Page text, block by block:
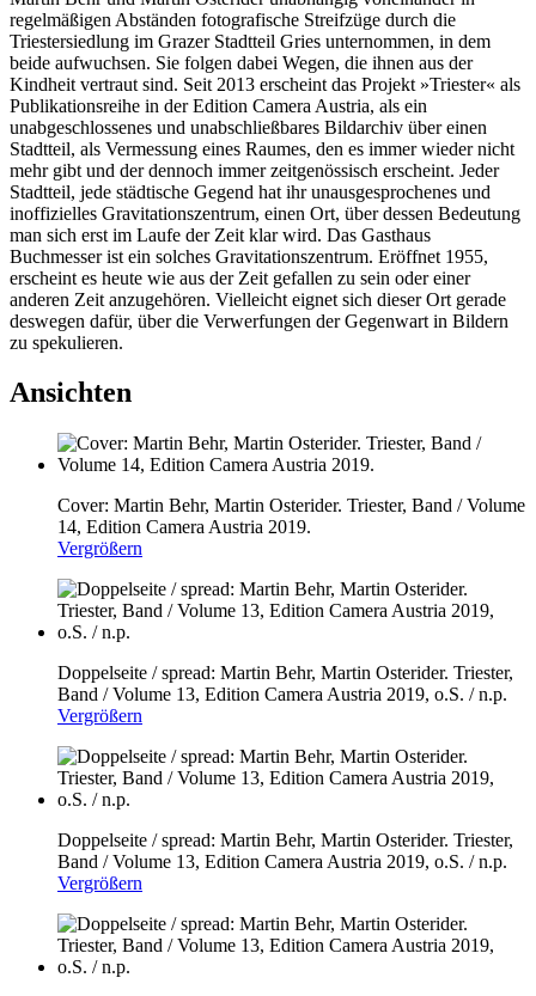
regelmäßigen Abständen fotografische Streifzüge durch die
Triestersiedlung im Grazer Stadtteil Gries unternommen, in dem
beide aufwuchsen. Sie folgen dabei Wegen, die ihnen aus der
Kindheit vertraut sind. Seit 2013 erscheint das Projekt »Triester« als
Publikationsreihe in der Edition Camera Austria, als ein
unabgeschlossenes und unabschließbares Bildarchiv über einen
Stadtteil, als Vermessung eines Raumes, den es immer wieder nicht
mehr gibt und der dennoch immer zeitgenössisch erscheint. Jeder
Stadtteil, jede städtische Gegend hat ihr unausgesprochenes und
inoffizielles Gravitationszentrum, einen Ort, über dessen Bedeutung
man sich erst im Laufe der Zeit klar wird. Das Gasthaus
Buchmesser ist ein solches Gravitationszentrum. Eröffnet 1955,
erscheint es heute wie aus der Zeit gefallen zu sein oder einer
anderen Zeit anzugehören. Vielleicht eignet sich dieser Ort gerade
deswegen dafür, über die Verwerfungen der Gegenwart in Bildern
zu spekulieren.
Ansichten
Cover: Martin Behr, Martin Osterider. Triester, Band / Volume
14, Edition Camera Austria 2019.
Vergrößern
Doppelseite / spread: Martin Behr, Martin Osterider. Triester,
Band / Volume 13, Edition Camera Austria 2019, o.S. / n.p.
Vergrößern
Doppelseite / spread: Martin Behr, Martin Osterider. Triester,
Band / Volume 13, Edition Camera Austria 2019, o.S. / n.p.
Vergrößern